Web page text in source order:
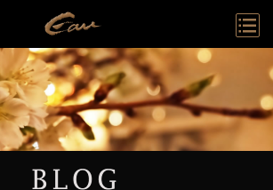
System
Access
Contact